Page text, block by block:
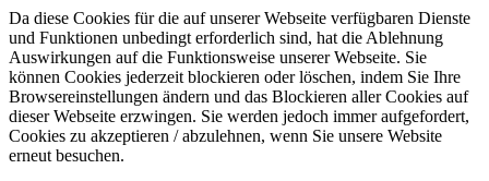
Da diese Cookies für die auf unserer Webseite verfügbaren Dienste
und Funktionen unbedingt erforderlich sind, hat die Ablehnung
Auswirkungen auf die Funktionsweise unserer Webseite. Sie
können Cookies jederzeit blockieren oder löschen, indem Sie Ihre
Browsereinstellungen ändern und das Blockieren aller Cookies auf
dieser Webseite erzwingen. Sie werden jedoch immer aufgefordert,
Cookies zu akzeptieren / abzulehnen, wenn Sie unsere Website
erneut besuchen.